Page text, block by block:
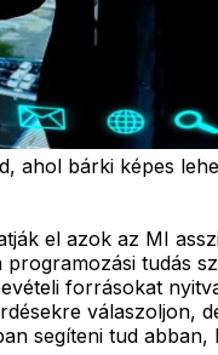
ahol bárki képes
el azok az MI
tudás
forrásokat
válaszoljon,
segíteni tud abban,